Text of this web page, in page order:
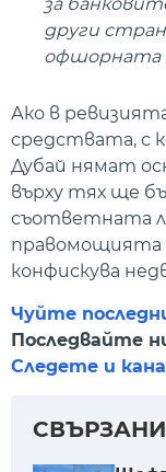
други
офшорната
Ако в
средствата, с
Дубай нямат
върху тях ще
съответната
правомощията
конфискува
Чуйте
Последвайте
Следете и